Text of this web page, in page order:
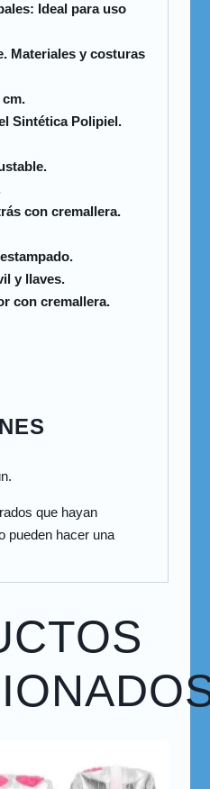
Ideal para uso
Materiales y costuras
cm.
Sintética Polipiel.
con cremallera.
y llaves.
con cremallera.
que hayan
pueden hacer una